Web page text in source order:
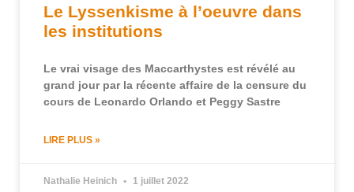
Le Lyssenkisme à l’oeuvre dans
les institutions
Le vrai visage des Maccarthystes est révélé au
grand jour par la récente affaire de la censure du
cours de Leonardo Orlando et Peggy Sastre
LIRE PLUS »
Nathalie Heinich 1 juillet 2022